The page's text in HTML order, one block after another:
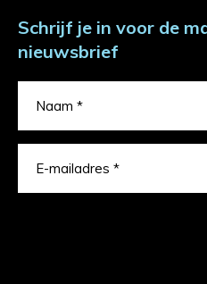
Schrijf je in voor de
nieuwsbrief